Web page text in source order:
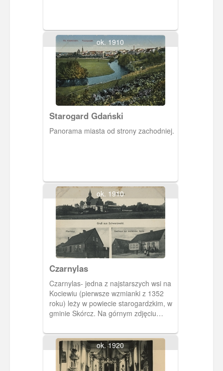
ok. 1910
Starogard Gdański
Panorama miasta od strony zachodniej.
ok. 1910
Czarnylas
Czarnylas- jedna z najstarszych wsi na
Kociewiu (pierwsze wzmianki z 1352
roku) leży w powiecie starogardzkim, w
gminie Skórcz. Na górnym zdjęciu
wieku. Po siedemnastowiecznych
przebudowach mieszają się w nim trzy
style; gotycki, barokowy i renesansowy.
siedziba parafii pw. św. Andrzeja
ok. 1920